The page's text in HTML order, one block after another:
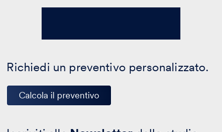
Richiedi un preventivo personalizzato.
Calcola il preventivo